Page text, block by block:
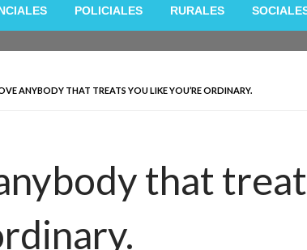
POLICIALES RURALES
ANYBODY THAT TREATS YOU LIKE YOU’RE ORDINARY.
that